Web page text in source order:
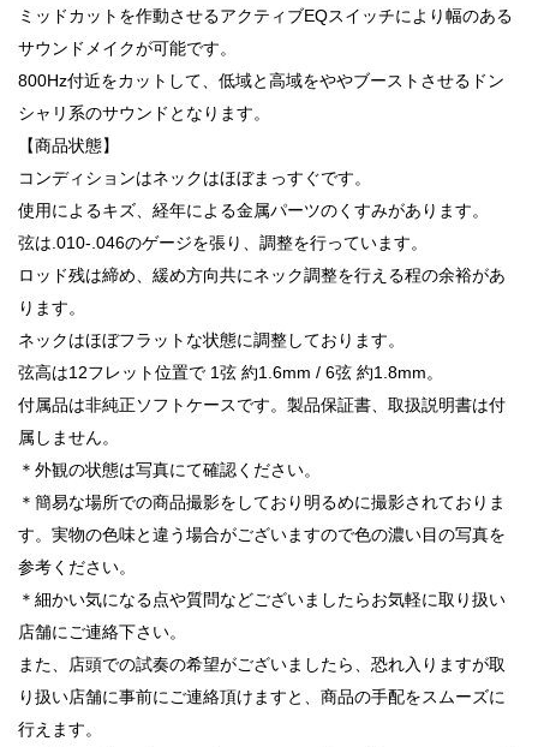
ミッドカットを作動させるアクティブEQスイッチにより幅のある
サウンドメイクが可能です。
800Hz付近をカットして、低域と高域をややブーストさせるドン
シャリ系のサウンドとなります。
【商品状態】
コンディションはネックはほぼまっすぐです。
使用によるキズ、経年による金属パーツのくすみがあります。
弦は.010-.046のゲージを張り、調整を行っています。
ロッド残は締め、緩め方向共にネック調整を行える程の余裕があ
ります。
ネックはほぼフラットな状態に調整しております。
弦高は12フレット位置で 1弦 約1.6mm / 6弦 約1.8mm。
付属品は非純正ソフトケースです。製品保証書、取扱説明書は付
属しません。
＊外観の状態は写真にて確認ください。
＊簡易な場所での商品撮影をしており明るめに撮影されておりま
す。実物の色味と違う場合がございますので色の濃い目の写真を
参考ください。
＊細かい気になる点や質問などございましたらお気軽に取り扱い
店舗にご連絡下さい。
また、店頭での試奏の希望がございましたら、恐れ入りますが取
り扱い店舗に事前にご連絡頂けますと、商品の手配をスムーズに
行えます。